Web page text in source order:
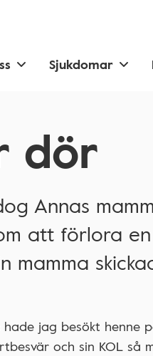
Sjukdomar
dör
Annas
att förlora
mamma
jag besökt henne
och sin KOL så